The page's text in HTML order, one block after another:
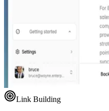
Link Building